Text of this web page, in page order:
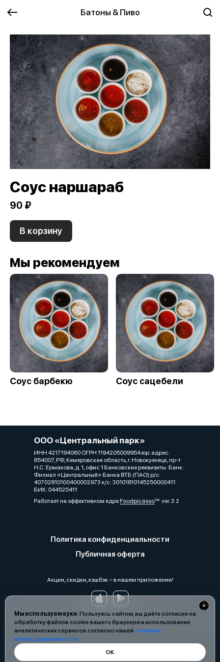
Батоны & Пиво
Мы используем куки.Пользуясь сайтом, вы даёте согласие на
обработку файлов cookie вашего браузера и использование
аналитических сервисов согласно нашей политике
конфиденциальности.
ОК
Соус наршараб
90 ₽
В корзину
Мы рекомендуем
Соус барбекю Соус сацебели
ООО «Центральный парк»
ИНН 4217194060 ОГРН 1194205009954 юр. адрес:
654007, РФ, Кемеровская область, г. Новокузнецк, пр-т
Н.С. Ермакова, д. 1, офис 1 Банковские реквизиты: Банк:
Филиал «Центральный» Банка ВТБ (ПАО) р/с:
40702810100400002973 к/с: 30101810145250000411
БИК: 044525411
Работает на эффективном ядреFoodpicássover. 3.2
Политика конфиденциальности
Публичная оферта
Акции, скидки, кэшбэк − в нашем приложении!